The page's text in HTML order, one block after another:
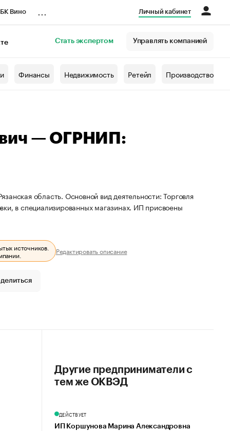
Вино Личный кабинет
Стать экспертом Управлять компанией
Финансы Недвижимость Ретейл Производство
— ОГРНИП:
область. Основной вид деятельности: Торговля
в специализированных магазинах. ИП присвоены
источников.
Редактировать описание
Другие предприниматели с
тем же ОКВЭД
ДЕЙСТВУЕТ
ИП Коршунова Марина Александровна